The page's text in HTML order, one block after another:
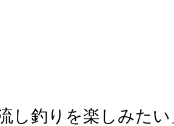
し釣りを楽しみた